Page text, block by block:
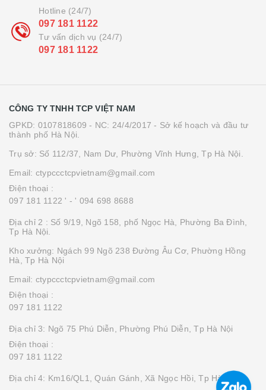
Hotline (24/7)
097 181 1122
Tư vấn dịch vụ (24/7)
097 181 1122
CÔNG TY TNHH TCP VIỆT NAM
GPKD: 0107818609 - NC: 24/4/2017 - Sở kế hoạch và đầu tư
thành phố Hà Nội.
Trụ sở: Số 112/37, Nam Dư, Phường Vĩnh Hưng, Tp Hà Nội.
Email: ctypccctcpvietnam@gmail.com
Điện thoại :
097 181 1122 ' - ' 094 698 8688
Địa chỉ 2 : Số 9/19, Ngõ 158, phố Ngọc Hà, Phường Ba Đình,
Tp Hà Nội.
Kho xưởng: Ngách 99 Ngõ 238 Đường Âu Cơ, Phường Hồng
Hà, Tp Hà Nội
Email: ctypccctcpvietnam@gmail.com
Điện thoại :
097 181 1122
Địa chỉ 3: Ngõ 75 Phú Diễn, Phường Phú Diễn, Tp Hà Nội
Điện thoại :
097 181 1122
Địa chỉ 4: Km16/QL1, Quán Gánh, Xã Ngọc Hồi, Tp Hà Nội